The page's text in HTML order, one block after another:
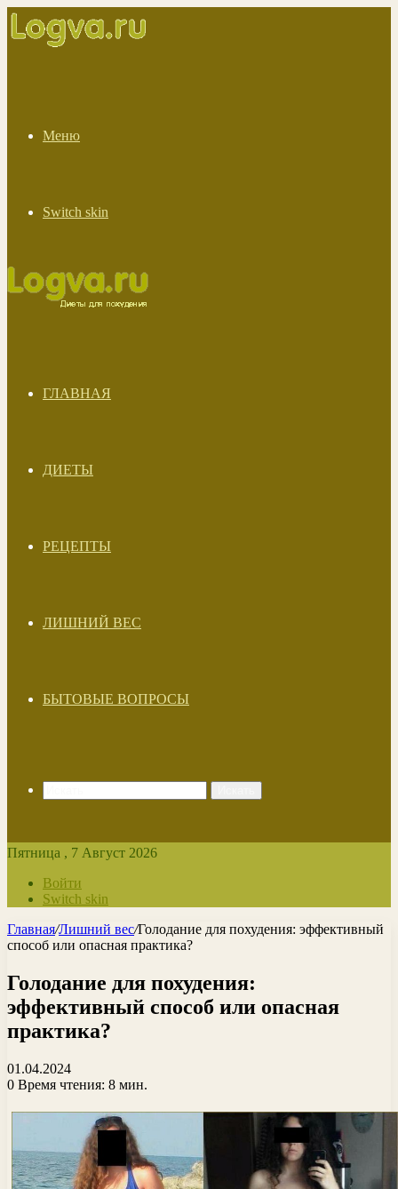
Меню
Switch skin
ГЛАВНАЯ
ДИЕТЫ
РЕЦЕПТЫ
ЛИШНИЙ ВЕС
БЫТОВЫЕ ВОПРОСЫ
Пятница , 7 Август 2026
Войти
Switch skin
Главная/Лишний вес/Голодание для похудения: эффективный
способ или опасная практика?
Голодание для похудения:
эффективный способ или опасная
практика?
01.04.2024
0 Время чтения: 8 мин.